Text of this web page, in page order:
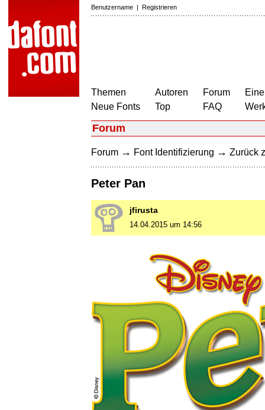
Benutzername | Registrieren
Themen
Neue Fonts
Autoren
Top
Forum
FAQ
Forum
Forum → Font Identifizierung → Zurück
Peter Pan
jfirusta
14.04.2015 um 14:56